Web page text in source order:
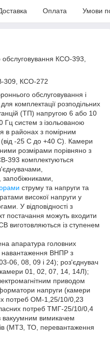
Оплата Умови
обслуговування КСО-393,
309, КСО-272
обслуговування і
комплектації розподільних
(ТП) напругою 6 або 10
Гц систем з ізольованою
в районах з помірним
(від -25 С до +40 С). Камери
розмірами порівняно з
393 комплектуються
струму та напруги та
високої напруги у
У відповідності з
постачання можуть входити
виготовляються із ступенем
апаратура головних
навантаження ВНПР з
06, 08, 09 і 24); роз'єднувач
01, 02, 07, 14, 14Л);
приводом
напруги (камери
потреб ОМ-1,25/10/0,23
потреб ТМГ-25/10/0,4
вимикачем
(МТЗ, ТО, перевантаження